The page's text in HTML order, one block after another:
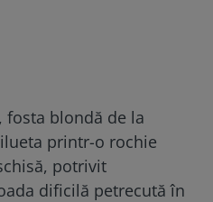
fosta blondă de la
printr-o rochie
potrivit
dificilă petrecută în